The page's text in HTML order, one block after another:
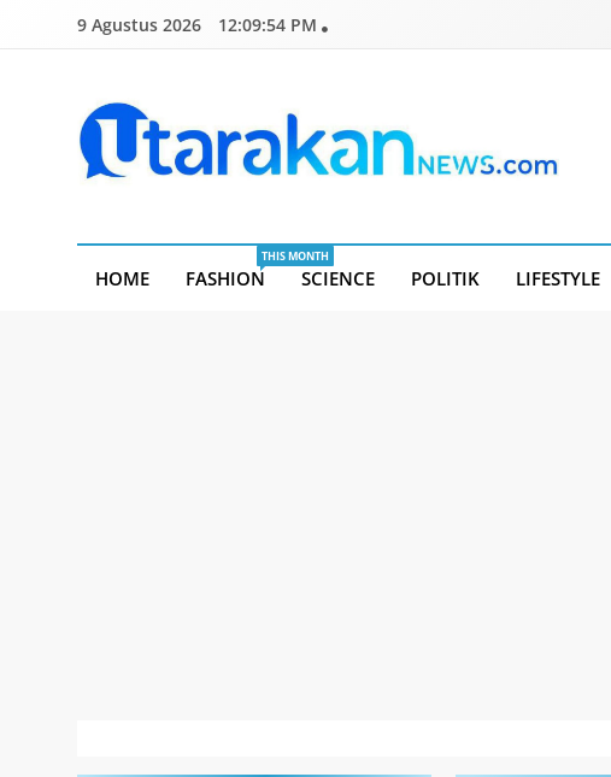
9 Agustus 2026 12:09:54 PM
HOME FASHION
THIS MONTH
SCIENCE POLITIK LIFESTYLE